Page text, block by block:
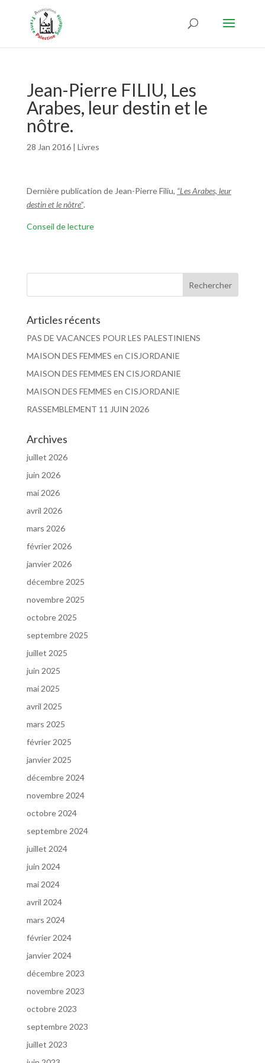
Jean-Pierre FILIU, Les
Arabes, leur destin et le
nôtre.
28 Jan 2016| Livres
Dernière publication de Jean-Pierre Filiu, “Les Arabes, leur
destin et le nôtre”.
Conseil de lecture
Articles récents
PAS DE VACANCES POUR LES PALESTINIENS
MAISON DES FEMMES en CISJORDANIE
MAISON DES FEMMES EN CISJORDANIE
MAISON DES FEMMES en CISJORDANIE
RASSEMBLEMENT 11 JUIN 2026
Archives
juillet 2026
juin 2026
mai 2026
avril 2026
mars 2026
février 2026
janvier 2026
décembre 2025
novembre 2025
octobre 2025
septembre 2025
juillet 2025
juin 2025
mai 2025
avril 2025
mars 2025
février 2025
janvier 2025
décembre 2024
novembre 2024
octobre 2024
septembre 2024
juillet 2024
juin 2024
mai 2024
avril 2024
mars 2024
février 2024
janvier 2024
décembre 2023
novembre 2023
octobre 2023
septembre 2023
juillet 2023